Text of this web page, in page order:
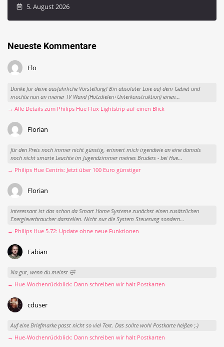
5. August 2026
Neueste Kommentare
Flo
Danke für deine ausführliche Vorstellung! Bin absoluter Laie auf dem Gebiet und
möchte nun an meiner TV Wand (Holzdielen+Unterkonstruktion) einen...
→ Alle Details zum Philips Hue Flux Lightstrip auf einen Blick
Florian
für den Preis noch immer nicht günstig, erinnert mich irgendwie an eine damals
noch nicht smarte Leuchte im Jugendzimmer meines Bruders - bei Hue...
→ Philips Hue Centris: Jetzt über 100 Euro günstiger
Florian
interessant ist das schon da Smart Home Systeme zunächst einen zusätzlichen
Energieverbraucher darstellen. Nicht nur die System Steuerung sondern...
→ Philips Hue 5.72: Update ohne neue Funktionen
Fabian
Na gut, wenn du meinst 🤣
→ Hue-Wochenrückblick: Dann schreiben wir halt Postkarten
cduser
Auf eine Briefmarke passt nicht so viel Text. Das sollte wohl Postkarte heißen ;-)
→ Hue-Wochenrückblick: Dann schreiben wir halt Postkarten